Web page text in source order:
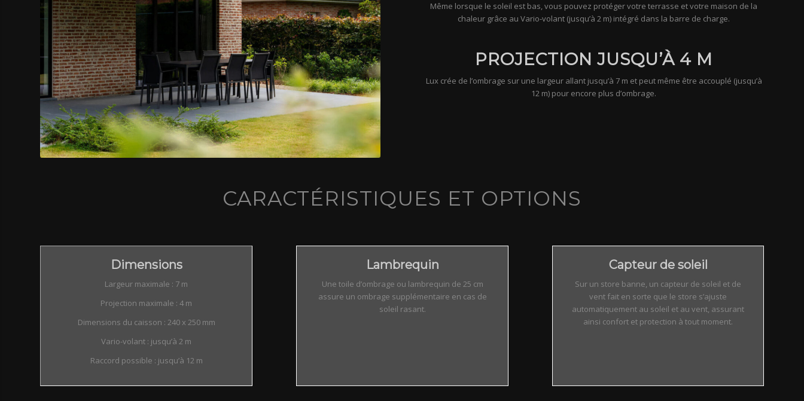
Même lorsque le soleil est bas, vous pouvez protéger votre terrasse et votre maison de la
chaleur grâce au Vario-volant (jusqu’à 2 m) intégré dans la barre de charge.
PROJECTION JUSQU’À 4 M
Lux crée de l’ombrage sur une largeur allant jusqu’à 7 m et peut même être accouplé (jusqu’à
12 m) pour encore plus d’ombrage.
CARACTÉRISTIQUES ET OPTIONS
Dimensions
Largeur maximale : 7 m
Projection maximale : 4 m
Dimensions du caisson : 240 x 250 mm
Vario-volant : jusqu’à 2 m
Raccord possible : jusqu’à 12 m
Lambrequin
Une toile d’ombrage ou lambrequin de 25 cm
assure un ombrage supplémentaire en cas de
soleil rasant.
Capteur de soleil
Sur un store banne, un capteur de soleil et de
vent fait en sorte que le store s’ajuste
automatiquement au soleil et au vent, assurant
ainsi confort et protection à tout moment.